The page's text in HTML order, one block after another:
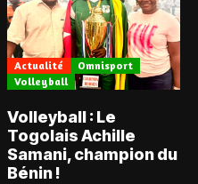
Actualité
Omnisport
Volleyball
Volleyball : Le
Togolais Achille
Samani, champion du
Bénin !